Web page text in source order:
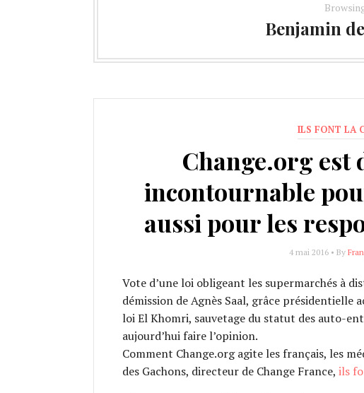
Benjamin
ILS FONT LA
Change.org est
incontournable
aussi pour les
4 mai 2016 • By
Vote d’une loi obligeant les supermarchés à
démission de Agnès Saal, grâce présidentielle
loi El Khomri, sauvetage du statut des auto-
aujourd’hui faire l’opinion.
Comment Change.org agite les français, les
des Gachons, directeur de Change France, ils